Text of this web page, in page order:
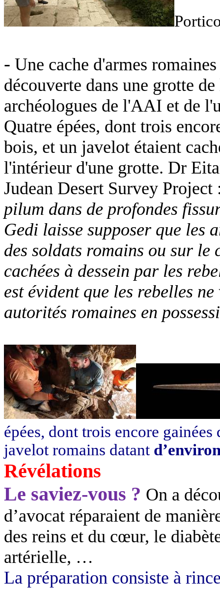
- Une cache d'armes
découverte dans une grotte
archéologues de l'AAI et de
Quatre épées, dont trois
bois, et un javelot étaient
l'intérieur d'une grotte. Dr
Judean Desert Survey
pilum dans de profondes
Gedi laisse supposer que les
des soldats romains ou sur le
cachées à dessein par les
est évident que les rebelles
autorités romaines en
épées, dont trois encore
javelot romains datant
Révélations
Le saviez-vous ? On a
d’avocat réparaient de
des reins et du cœur, le
artérielle, …
La préparation consiste à